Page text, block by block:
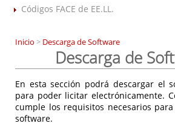
Códigos FACE de EE.LL.
Inicio > Descarga de Software
Descarga de
En esta sección podrá descargar el
para poder licitar electrónicamente.
cumple los requisitos necesarios
software.